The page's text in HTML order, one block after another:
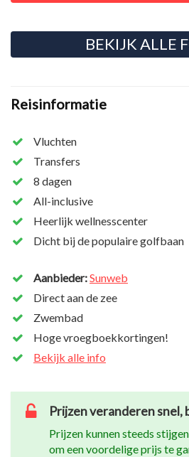
BEKIJK ALLE
Reisinformatie
Vluchten
Transfers
8 dagen
All-inclusive
Heerlijk wellnesscenter
Dicht bij de populaire golfbaan
Aanbieder:Sunweb
Direct aan de zee
Zwembad
Hoge vroegboekkortingen!
Bekijk alle info
Prijzen veranderen snel,
Prijzen kunnen steeds
om een voordelige prijs te